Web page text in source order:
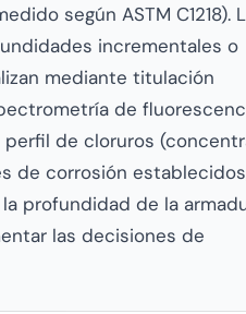
según ASTM C1218).
incrementales o
mediante titulación
de
de cloruros
de corrosión
profundidad de la
las decisiones de